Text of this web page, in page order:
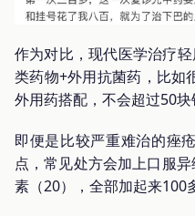
作为对比，现代医学治疗
类药物+外用抗菌药，比如
外用药搭配，不会超过50块
即便是比较严重难治的痤
点，常见处方会加上口服
素（20），全部加起来100